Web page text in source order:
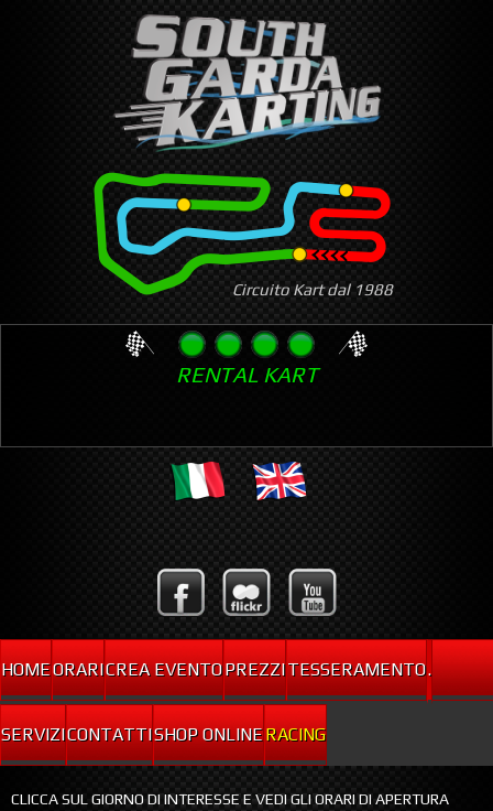
Skip
to
main
content
Circuito Kart dal 1988
RENTAL KART
HOMEORARICREA EVENTOPREZZITESSERAMENTO.
SERVIZICONTATTISHOP ONLINERACING
CLICCA SUL GIORNO DI INTERESSE E VEDI GLI ORARI DI APERTURA